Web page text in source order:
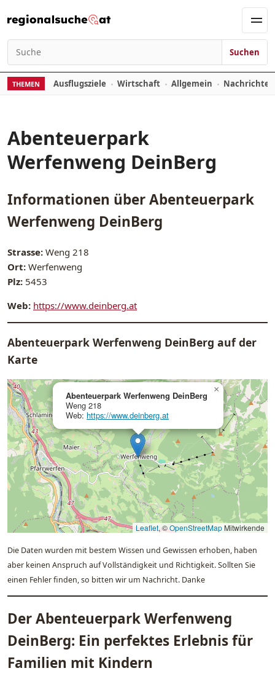
Suchen nach:
Suchen
THEMEN Ausflugsziele Wirtschaft Allgemein
Abenteuerpark
Werfenweng DeinBerg
Informationen überAbenteuerpark
Werfenweng DeinBerg
Strasse: Weng 218
Ort: Werfenweng
Plz: 5453
Web: https://www.deinberg.at
Abenteuerpark Werfenweng DeinBerg auf der
Karte
Abenteuerpark Werfenweng DeinBerg
Weng 218
Web: https://www.deinberg.at
×
Leaflet, ©OpenStreetMapMitwirkende
Die Daten wurden mit bestem Wissen und Gewissen erhoben, haben
aber keinen Anspruch auf Vollständigkeit und Richtigkeit. Sollten Sie
einen Fehler finden, so bitten wir um Nachricht. Danke
Der Abenteuerpark Werfenweng
DeinBerg: Ein perfektes Erlebnis für
Familien mit Kindern